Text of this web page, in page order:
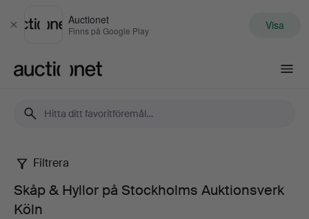
Stäng
Auctionet
Finns på Google Play Visa
Skåp
Filtrera
Skåp & Hyllor på Stockholms Auktionsverk
Köln